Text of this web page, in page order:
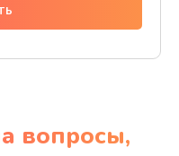
вопросы,